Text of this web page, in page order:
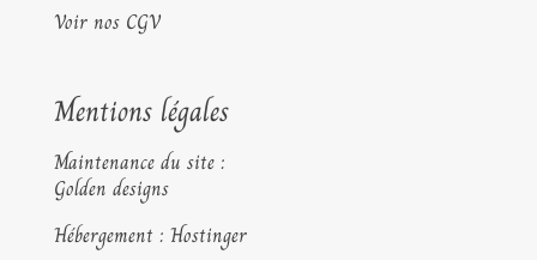
Voir nos CGV
Mentions légales
Maintenance du site :
Golden designs
Hébergement : Hostinger